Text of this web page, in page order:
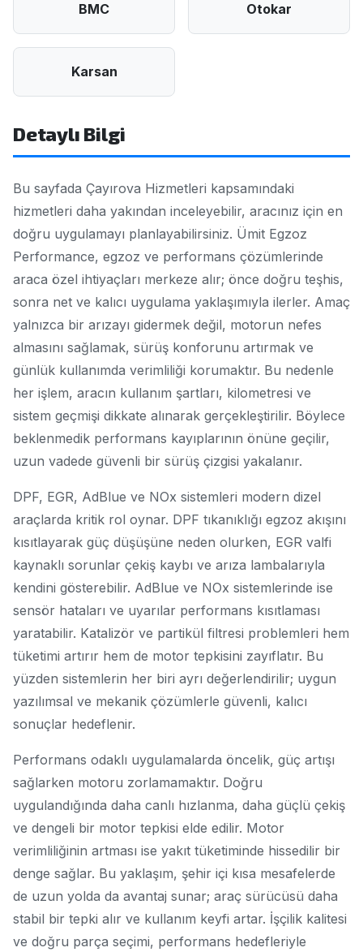
BMC Otokar
Karsan
Detaylı Bilgi
Bu sayfada Çayırova Hizmetleri kapsamındaki
hizmetleri daha yakından inceleyebilir, aracınız için en
doğru uygulamayı planlayabilirsiniz. Ümit Egzoz
Performance, egzoz ve performans çözümlerinde
araca özel ihtiyaçları merkeze alır; önce doğru teşhis,
sonra net ve kalıcı uygulama yaklaşımıyla ilerler. Amaç
yalnızca bir arızayı gidermek değil, motorun nefes
almasını sağlamak, sürüş konforunu artırmak ve
günlük kullanımda verimliliği korumaktır. Bu nedenle
her işlem, aracın kullanım şartları, kilometresi ve
sistem geçmişi dikkate alınarak gerçekleştirilir. Böylece
beklenmedik performans kayıplarının önüne geçilir,
uzun vadede güvenli bir sürüş çizgisi yakalanır.
DPF, EGR, AdBlue ve NOx sistemleri modern dizel
araçlarda kritik rol oynar. DPF tıkanıklığı egzoz akışını
kısıtlayarak güç düşüşüne neden olurken, EGR valfi
kaynaklı sorunlar çekiş kaybı ve arıza lambalarıyla
kendini gösterebilir. AdBlue ve NOx sistemlerinde ise
sensör hataları ve uyarılar performans kısıtlaması
yaratabilir. Katalizör ve partikül filtresi problemleri hem
tüketimi artırır hem de motor tepkisini zayıflatır. Bu
yüzden sistemlerin her biri ayrı değerlendirilir; uygun
yazılımsal ve mekanik çözümlerle güvenli, kalıcı
sonuçlar hedeflenir.
Performans odaklı uygulamalarda öncelik, güç artışı
sağlarken motoru zorlamamaktır. Doğru
uygulandığında daha canlı hızlanma, daha güçlü çekiş
ve dengeli bir motor tepkisi elde edilir. Motor
verimliliğinin artması ise yakıt tüketiminde hissedilir bir
denge sağlar. Bu yaklaşım, şehir içi kısa mesafelerde
de uzun yolda da avantaj sunar; araç sürücüsü daha
stabil bir tepki alır ve kullanım keyfi artar. İşçilik kalitesi
ve doğru parça seçimi, performans hedefleriyle